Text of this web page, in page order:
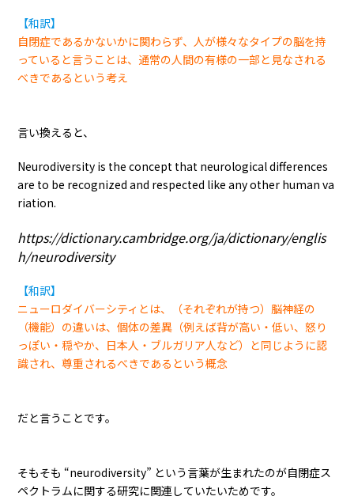
【和訳】
自閉症であるかないかに関わらず、人が様々なタイプの脳を持
っていると言うことは、通常の人間の有様の一部と見なされる
べきであるという考え
言い換えると、
Neurodiversity is the concept that neurological differences
are to be recognized and respected like any other human va
riation.
https://dictionary.cambridge.org/ja/dictionary/englis
h/neurodiversity
【和訳】
ニューロダイバーシティとは、（それぞれが持つ）脳神経の
（機能）の違いは、個体の差異（例えば背が高い・低い、怒り
っぽい・穏やか、日本人・ブルガリア人など）と同じように認
識され、尊重されるべきであるという概念
だと言うことです。
そもそも “neurodiversity” という言葉が生まれたのが自閉症ス
ペクトラムに関する研究に関連していたいためです。